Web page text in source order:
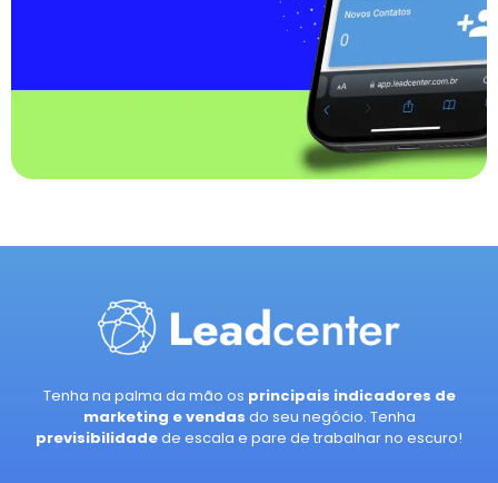
Tenha na palma da mão os principais indicadores de
marketing e vendas do seu negócio. Tenha
previsibilidadede escala e pare de trabalhar no escuro!